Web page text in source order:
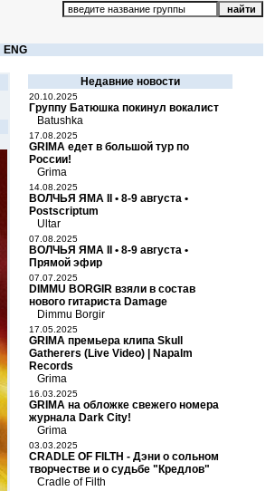
ENG
Недавние новости
20.10.2025
Группу Батюшка покинул вокалист
Batushka
17.08.2025
GRIMA едет в большой тур по
России!
Grima
14.08.2025
ВОЛЧЬЯ ЯМА II • 8-9 августа •
Postscriptum
Ultar
07.08.2025
ВОЛЧЬЯ ЯМА II • 8-9 августа •
Прямой эфир
07.07.2025
DIMMU BORGIR взяли в состав
нового гитариста Damage
Dimmu Borgir
17.05.2025
GRIMA премьера клипа Skull
Gatherers (Live Video) | Napalm
Records
Grima
16.03.2025
GRIMA на обложке свежего номера
журнала Dark City!
Grima
03.03.2025
CRADLE OF FILTH - Дэни о сольном
творчестве и о судьбе "Кредлов"
Cradle of Filth